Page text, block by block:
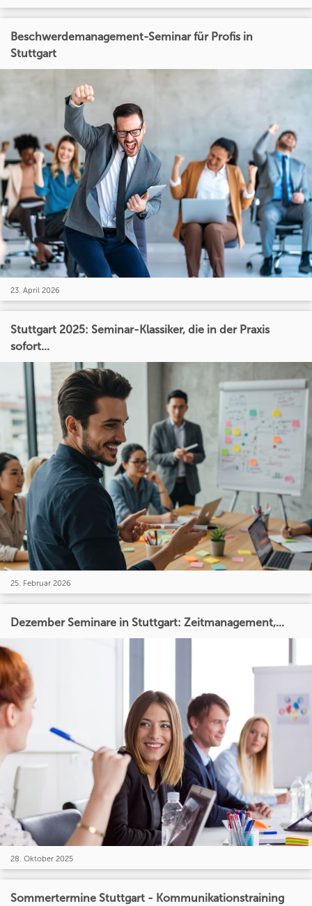
Beschwerdemanagement-Seminar für Profis in
Stuttgart
23. April 2026
Stuttgart 2025: Seminar-Klassiker, die in der Praxis
sofort...
25. Februar 2026
Dezember Seminare in Stuttgart: Zeitmanagement,...
28. Oktober 2025
Sommertermine Stuttgart - Kommunikationstraining